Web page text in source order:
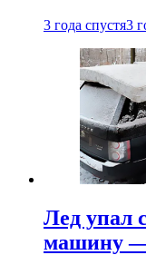
3 года спустя3
Лед упал
машину —